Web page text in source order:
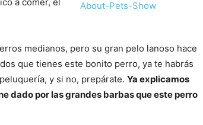
Razas
medianos, pero su gran pelo lanoso hace
que tienes este bonito perro, ya te habrás
y si no, prepárate. Ya explicamos
dado por las grandes barbas que este perro